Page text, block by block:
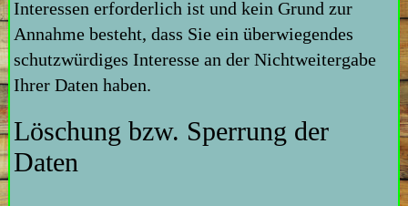
Interessen erforderlich ist und kein Grund zur
Annahme besteht, dass Sie ein überwiegendes
schutzwürdiges Interesse an der Nichtweitergabe
Ihrer Daten haben.
Löschung bzw. Sperrung der
Daten